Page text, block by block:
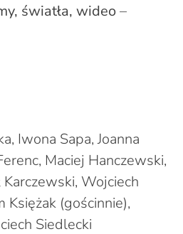
światła, wideo–
Iwona Sapa, Joanna
Maciej Hanczewski,
Karczewski, Wojciech
Księżak (gościnnie),
Siedlecki